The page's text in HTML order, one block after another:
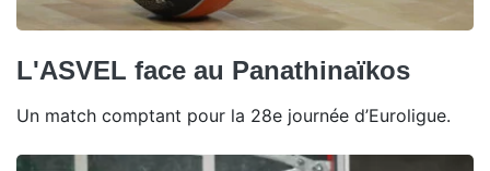
L'ASVEL face au Panathinaïkos
Un match comptant pour la 28e journée d’Euroligue.